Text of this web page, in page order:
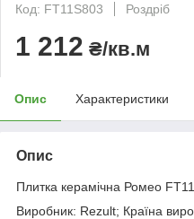
Код: FT11S803
Роздріб
1 212 ₴/кв.м
Опис Характеристики
Опис
Плитка керамічна Ромео
Виробник: Rezult; Країна